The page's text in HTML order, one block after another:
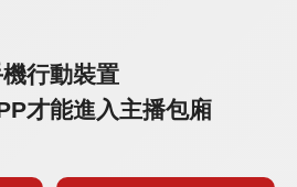
行動裝置
才能進入主播包廂